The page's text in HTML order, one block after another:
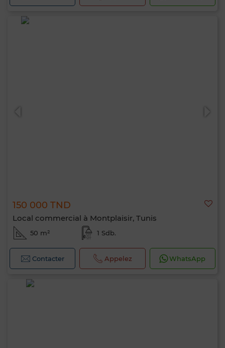
150 000 TND
Local commercial à Montplaisir, Tunis
50 m² 1 Sdb.
Contacter Appelez WhatsApp